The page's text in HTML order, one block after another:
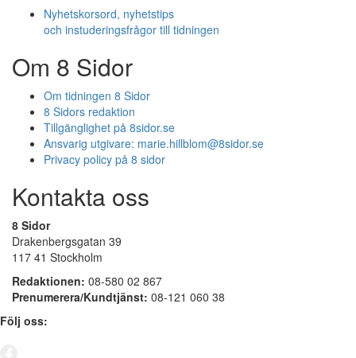
Nyhetskorsord, nyhetstips
och instuderingsfrågor till tidningen
Om 8 Sidor
Om tidningen 8 Sidor
8 Sidors redaktion
Tillgänglighet på 8sidor.se
Ansvarig utgivare: marie.hillblom@8sidor.se
Privacy policy på 8 sidor
Kontakta oss
8 Sidor
Drakenbergsgatan 39
117 41 Stockholm
Redaktionen: 08-580 02 867
Prenumerera/Kundtjänst: 08-121 060 38
Följ oss: